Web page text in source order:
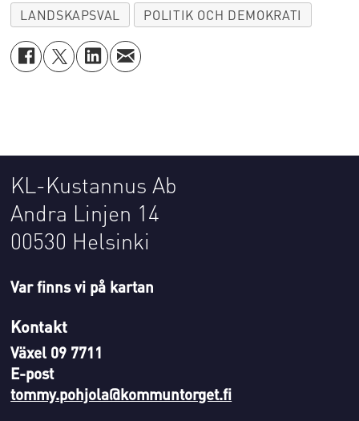
LANDSKAPSVAL
POLITIK OCH DEMOKRATI
KL-Kustannus Ab
Andra Linjen 14
00530 Helsinki
Var finns vi på kartan
Kontakt
Växel 09 7711
E-post
tommy.pohjola@kommuntorget.fi